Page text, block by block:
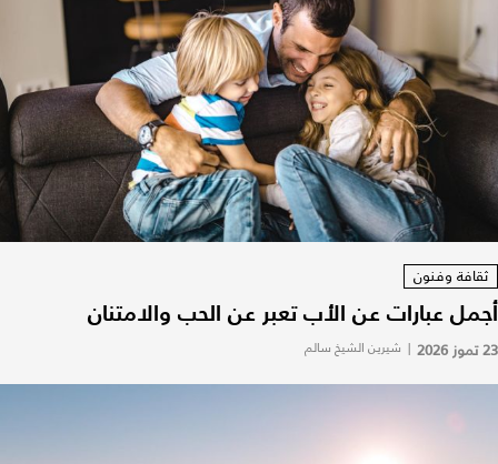
ثقافة وفنون
أجمل عبارات عن الأب تعبر عن الحب والامتنان
23 تموز 2026 | شيرين الشيخ سالم